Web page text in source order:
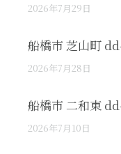
2026年7月29日
船橋市 芝山町
2026年7月28日
船橋市 二和東
2026年7月10日